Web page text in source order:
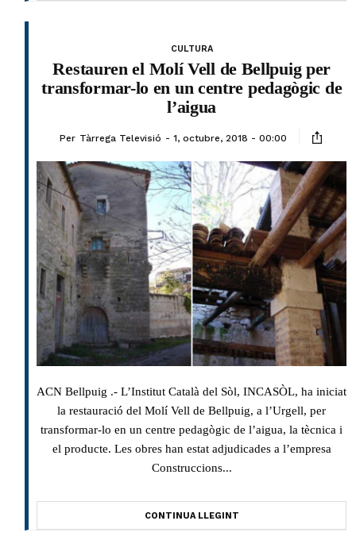
CULTURA
Restauren el Molí Vell de Bellpuig per
transformar-lo en un centre pedagògic de
l’aigua
Per Tàrrega Televisió 1, octubre, 2018 - 00:00
ACN Bellpuig .- L’Institut Català del Sòl, INCASÒL, ha iniciat
la restauració del Molí Vell de Bellpuig, a l’Urgell, per
transformar-lo en un centre pedagògic de l’aigua, la tècnica i
el producte. Les obres han estat adjudicades a l’empresa
Construccions...
CONTINUA LLEGINT